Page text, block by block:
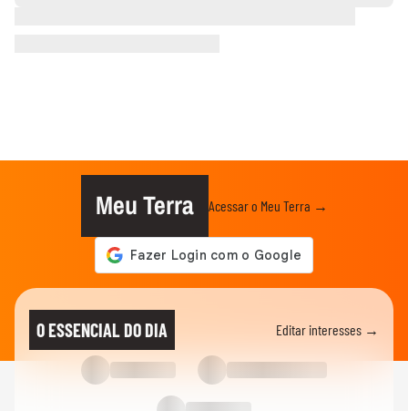
Meu Terra Acessar o Meu Terra →
O ESSENCIAL DO DIA Editar interesses →